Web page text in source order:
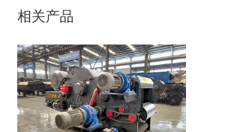
相关产品
鼓式削片机